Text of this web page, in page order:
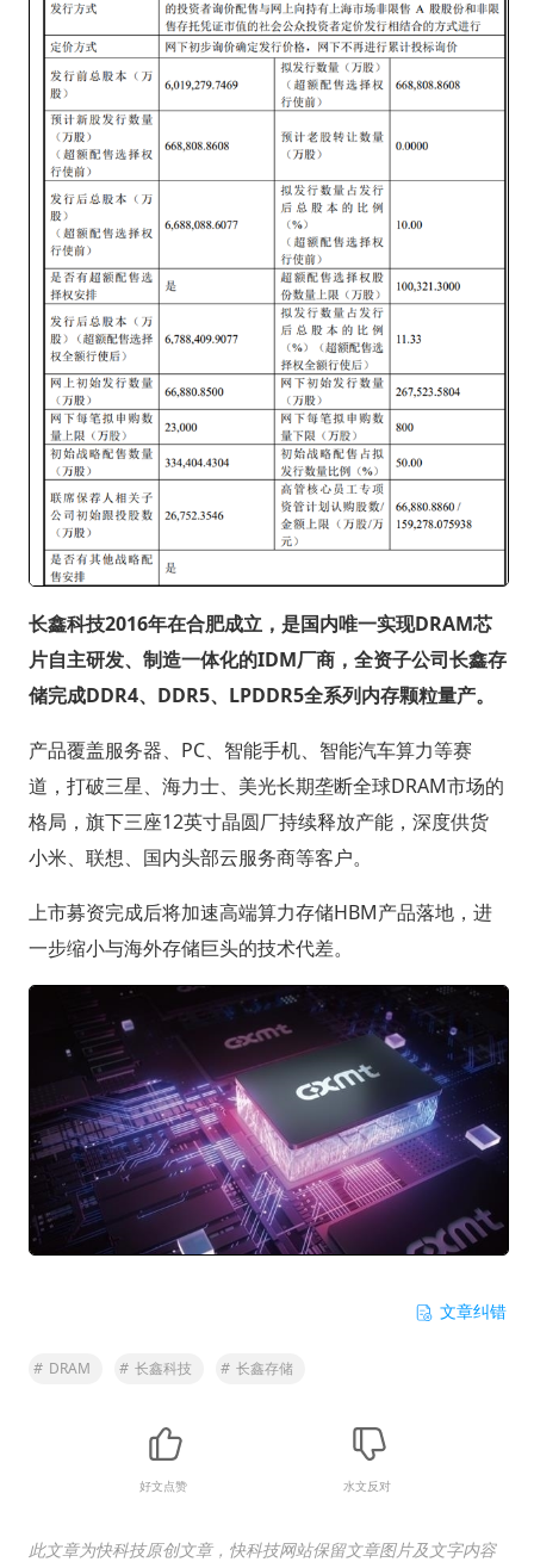
长鑫科技2016年在合肥成立，是国内唯一实现DRAM芯
片自主研发、制造一体化的IDM厂商，全资子公司长鑫存
储完成DDR4、DDR5、LPDDR5全系列内存颗粒量产。
产品覆盖服务器、PC、智能手机、智能汽车算力等赛
道，打破三星、海力士、美光长期垄断全球DRAM市场的
格局，旗下三座12英寸晶圆厂持续释放产能，深度供货
小米、联想、国内头部云服务商等客户。
上市募资完成后将加速高端算力存储HBM产品落地，进
一步缩小与海外存储巨头的技术代差。
文章纠错
# DRAM # 长鑫科技 # 长鑫存储
好文点赞 水文反对
此文章为快科技原创文章，快科技网站保留文章图片及文字内容